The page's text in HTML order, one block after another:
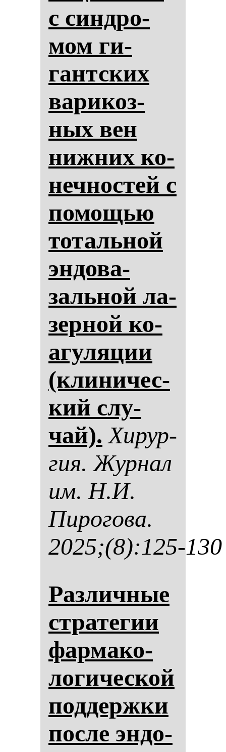
с син­дро­
мом ги­
гантских
ва­ри­коз­
ных вен
ниж­них ко­
неч­нос­тей с
по­мощью
то­таль­ной
эн­до­ва­
заль­ной ла­
зер­ной ко­
агу­ля­ции
(кли­ни­чес­
кий слу­
чай). Хи­рур­
гия. Жур­нал
им. Н.И.
Пи­ро­го­ва.
2025;(8):125-130
Раз­лич­ные
стра­те­гии
фар­ма­ко­
ло­ги­чес­кой
под­дер­жки
пос­ле эн­до­